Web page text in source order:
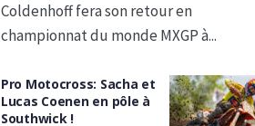
Coldenhoff fera son retour en
championnat du monde MXGP à...
Pro Motocross: Sacha et
Lucas Coenen en pôle à
Southwick !